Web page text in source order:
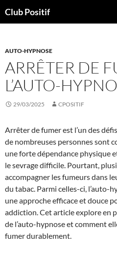
auClub Positif
AUTO-HYPNOSE
ARRÊTER DE
L’AUTO-
29/03/2025 CPOSITIF
Arrêter de fumer est l’un des
de nombreuses personnes sont
une forte dépendance physique
le sevrage difficile. Pourtant,
accompagner les fumeurs dans
du tabac. Parmi celles-ci, l’auto-
une approche efficace et douce
addiction. Cet article explore en
de l’auto-hypnose et comment
fumer durablement.